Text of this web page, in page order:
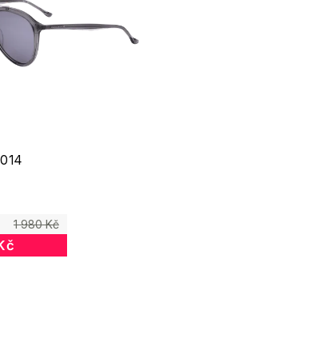
1 980 Kč